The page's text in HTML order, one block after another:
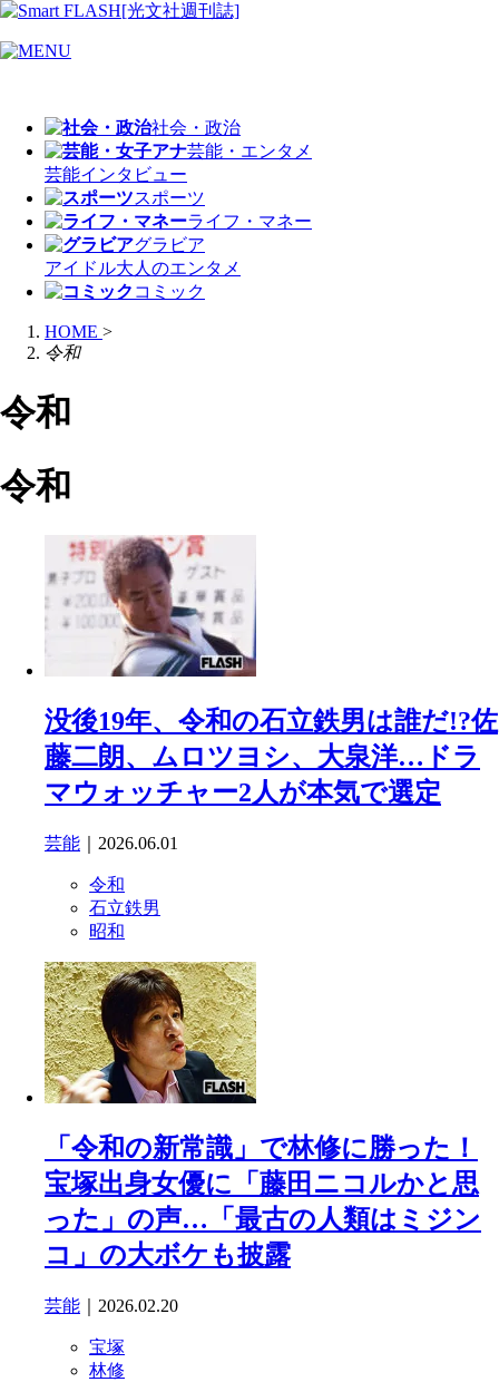
社会・政治
芸能・エンタメ
芸能インタビュー
スポーツ
ライフ・マネー
グラビア
アイドル大人のエンタメ
コミック
HOME >
令和
令和
令和
没後19年、令和の石立鉄男は誰だ!?佐
藤二朗、ムロツヨシ、大泉洋…ドラ
マウォッチャー2人が本気で選定
芸能 ｜2026.06.01
令和
石立鉄男
昭和
「令和の新常識」で林修に勝った！
宝塚出身女優に「藤田ニコルかと思
った」の声…「最古の人類はミジン
コ」の大ボケも披露
芸能 ｜2026.02.20
宝塚
林修